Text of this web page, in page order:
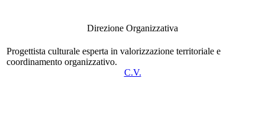
Direzione Organizzativa
Progettista culturale esperta in valorizzazione territoriale e
coordinamento organizzativo.
C.V.